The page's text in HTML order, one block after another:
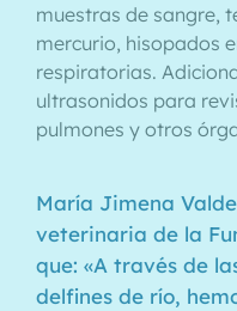
muestras de sangre,
mercurio, hisopados
respiratorias.
ultrasonidos para
pulmones y otros
María Jimena
veterinaria de la
que: «A través de
delfines de río,